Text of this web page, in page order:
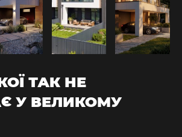
ТАК НЕ
У ВЕЛИКОМУ